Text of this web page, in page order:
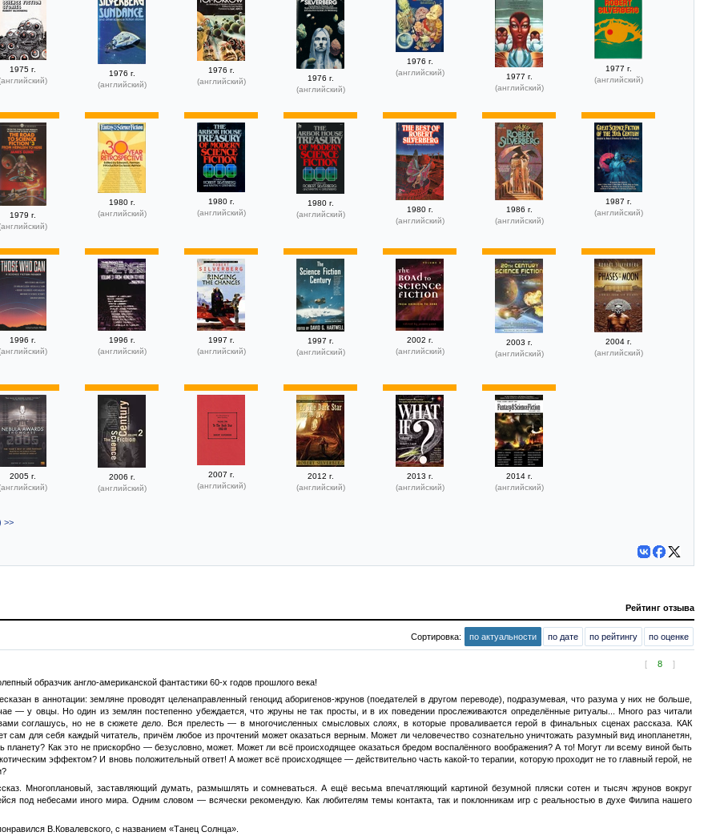
1975 г.
1976 г.
(английский)
1976 г.
(английский)
1976 г.
(английский)
1976 г.
(английский)
1977 г.
(английский)
1977 г.
(английский)
1979 г.
1980 г.
(английский)
1980 г.
(английский)
1980 г.
(английский)
1980 г.
(английский)
1986 г.
(английский)
1987 г.
(английский)
1996 г.
1996 г.
(английский)
1997 г.
(английский)
1997 г.
(английский)
2002 г.
(английский)
2003 г.
(английский)
2004 г.
(английский)
2005 г.
2006 г.
(английский)
2007 г.
(английский)
2012 г.
(английский)
2013 г.
(английский)
2014 г.
(английский)
>>
Рейтинг отзыва
Сортировка: по актуальности по дате по рейтингу по оценке
[ 8 ]
образчик англо-американской фантастики 60-х годов прошлого века!
в аннотации: земляне проводят целенаправленный геноцид аборигенов-жрунов (поедателей в другом переводе), подразумевая, что разума у них не больше,
— у овцы. Но один из землян постепенно убеждается, что жруны не так просты, и в их поведении прослеживаются определённые ритуалы... Много раз читали
соглашусь, но не в сюжете дело. Вся прелесть — в многочисленных смысловых слоях, в которые проваливается герой в финальных сценах рассказа. КАК
сам для себя каждый читатель, причём любое из прочтений может оказаться верным. Может ли человечество сознательно уничтожать разумный вид инопланетян,
планету? Как это не прискорбно — безусловно, может. Может ли всё происходящее оказаться бредом воспалённого воображения? А то! Могут ли всему виной быть
эффектом? И вновь положительный ответ! А может всё происходящее — действительно часть какой-то терапии, которую проходит не то главный герой, не
Многоплановый, заставляющий думать, размышлять и сомневаться. А ещё весьма впечатляющий картиной безумной пляски сотен и тысяч жрунов вокруг
под небесами иного мира. Одним словом — всячески рекомендую. Как любителям темы контакта, так и поклонникам игр с реальностью в духе Филипа нашего
В.Ковалевского, с названием «Танец Солнца».